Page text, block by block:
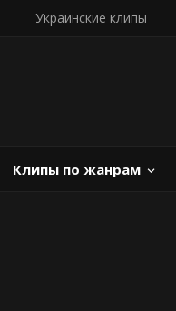
Украинские клипы
Клипы по жанрам